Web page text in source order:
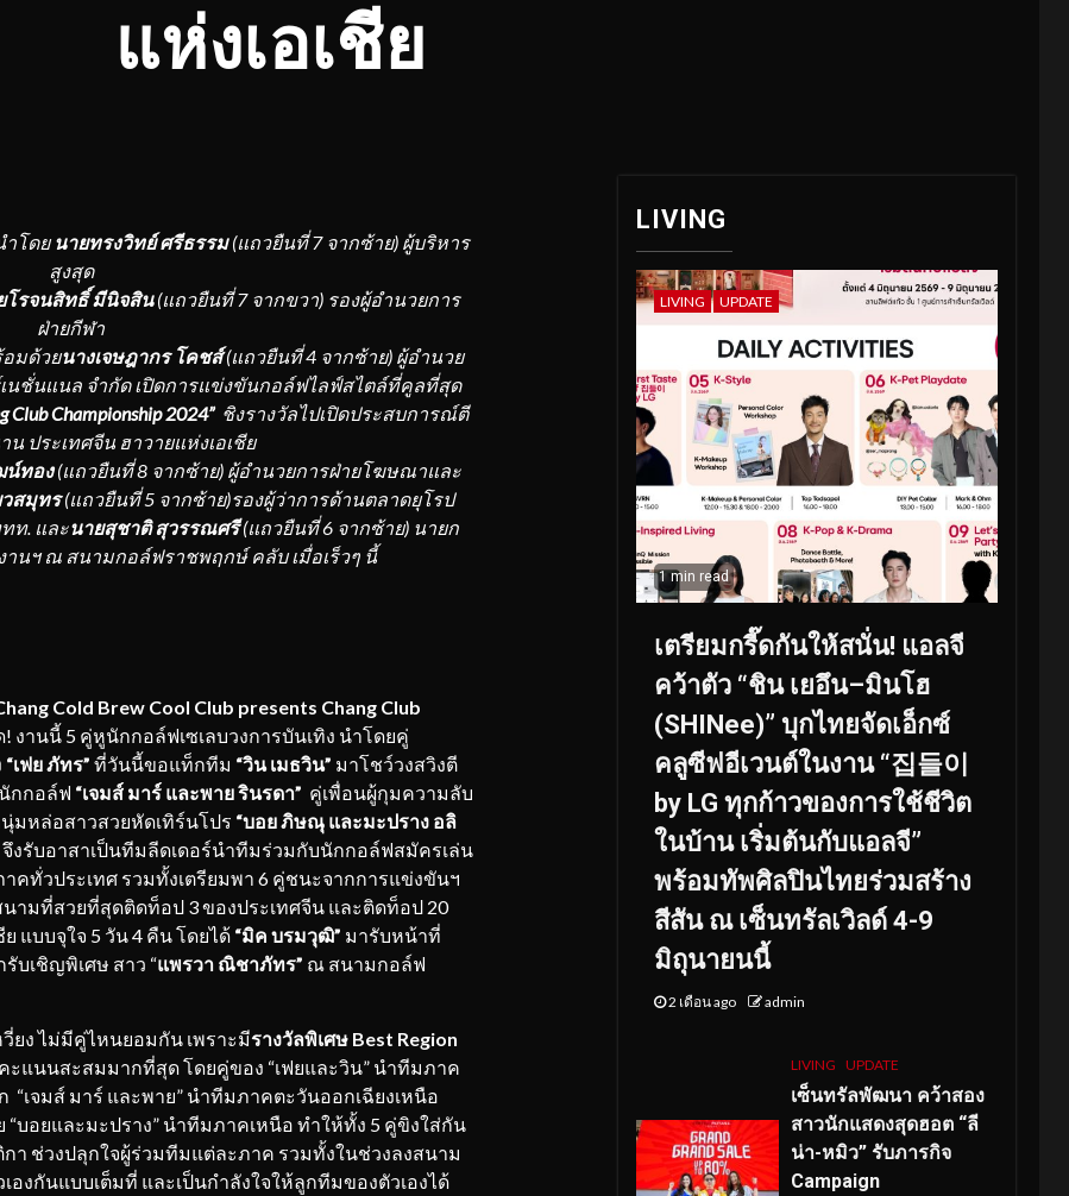
แห่งเอเชีย
ำโดยนายทรงวิทย์ ศรีธรรม(แถวยืนที่7 จากซ้าย) ผู้บริหาร
สูงสุด
โรจนสิทธิ์ มีนิจสิน(แถวยืนที่7 จากขวา) รองผู้อำนวยการ
ฝ่ายกีฬา
อมด้วยนางเจษฎากร โคชส์(แถวยืนที่4 จากซ้าย) ผู้อำนวย
นชั่นแนล จำกัด เปิดการแข่งขันกอล์ฟไลฟ์สไตล์ที่คูลที่สุด
Club Championship 2024” ชิงรางวัลไปเปิดประสบการณ์ตี
ประเทศจีน ฮาวายแห่งเอเชีย
น์ทอง(แถวยืนที่8 จากซ้าย) ผู้อำนวยการฝ่ายโฆษณาและ
วสมุทร(แถวยืนที่ 5 จากซ้าย)รองผู้ว่าการด้านตลาดยุโรป
ท. และนายสุชาติ สุวรรณศรี(แถวยืนที่ 6 จากซ้าย) นายก
นฯ ณ สนามกอล์ฟราชพฤกษ์ คลับ เมื่อเร็วๆ นี้
Cold Brew Cool Club presents Chang Club
งานนี้ 5 คู่หูนักกอล์ฟเซเลบวงการบันเทิง นำโดยคู่
“เฟย ภัทร” ที่วันนี้ขอแท็กทีม “วิน เมธวิน” มาโชว์วงสวิงตี
กกอล์ฟ “เจมส์ มาร์ และพาย รินรดา” คู่เพื่อนผู้กุมความลับ
มหล่อสาวสวยหัดเทิร์นโปร “บอย ภิษณุ และมะปราง อลิ
จึงรับอาสาเป็นทีมลีดเดอร์นำทีมร่วมกับนักกอล์ฟสมัครเล่น
คทั่วประเทศ รวมทั้งเตรียมพา 6 คู่ชนะจากการแข่งขันฯ
ามที่สวยที่สุดติดท็อป 3 ของประเทศจีน และติดท็อป 20
แบบจุใจ 5 วัน 4 คืน โดยได้ “มิค บรมวุฒิ” มารับหน้าที่
บเชิญพิเศษ สาว “แพรวา ณิชาภัทร” ณ สนามกอล์ฟ
ยง ไม่มีคู่ไหนยอมกัน เพราะมีรางวัลพิเศษ Best Region
แนนสะสมมากที่สุด โดยคู่ของ “เฟยและวิน” นำทีมภาค
เจมส์ มาร์ และพาย” นำทีมภาคตะวันออกเฉียงเหนือ
“บอยและมะปราง” นำทีมภาคเหนือ ทำให้ทั้ง 5 คู่ขิงใส่กัน
า ช่วงปลุกใจผู้ร่วมทีมแต่ละภาค รวมทั้งในช่วงลงสนาม
งกันแบบเต็มที่ และเป็นกำลังใจให้ลูกทีมของตัวเองได้
LIVING
LIVING UPDATE
1 min read
เตรียมกรี๊ดกันให้สนั่น! แอลจี
คว้าตัว “ชิน เยอึน–มินโฮ
(SHINee)” บุกไทยจัดเอ็กซ์
คลูซีฟอีเวนต์ในงาน “집들이
by LG ทุกก้าวของการใช้ชีวิต
ในบ้าน เริ่มต้นกับแอลจี”
พร้อมทัพศิลปินไทยร่วมสร้าง
สีสัน ณ เซ็นทรัลเวิลด์ 4-9
มิถุนายนนี้
2 เดือน ago admin
LIVING UPDATE
เซ็นทรัลพัฒนา คว้าสอง
สาวนักแสดงสุดฮอต “ลี
น่า-หมิว” รับภารกิจ
Campaign